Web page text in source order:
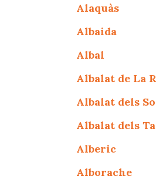
Alaquàs
Albaida
Albal
Albalat de La
Albalat dels
Albalat dels
Alberic
Alborache